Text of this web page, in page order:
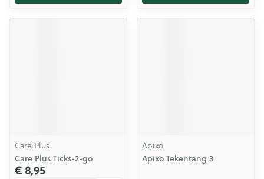
Care Plus
Care Plus Ticks-2-go
€ 8,95
Apixo
Apixo Tekentang 3